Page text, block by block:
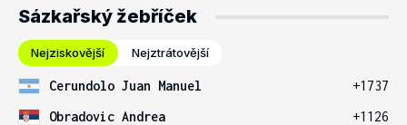
Sázkařský žebříček
Nejziskovější Nejztrátovější
Cerundolo Juan Manuel
+1737
Obradovic Andrea
+1126